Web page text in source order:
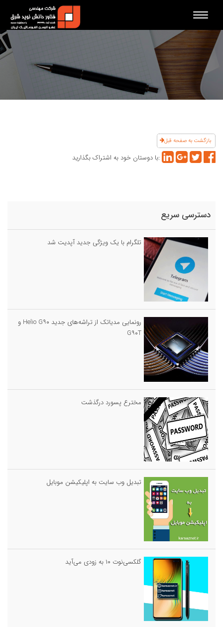
Toggle
navigation
بازگشت به صفحه قبل
با دوستان خود به اشتراک بگذارید:
دسترسی سریع
تلگرام با یک ویژگی جدید آپدیت شد
رونمایی مدیاتک از تراشه‌های جدید Helio G۹۰ و
G۹۰T
مخترع پسورد درگذشت
تبدیل وب سایت به اپلیکیشن موبایل
گلکسی‌نوت ۱۰ به زودی می‌آید